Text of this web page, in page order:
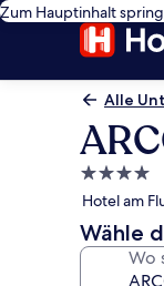
Zum Hauptinhalt
Alle
4.0-
Sterne-
Unterkunft
Hotel am
Wähle
Wo